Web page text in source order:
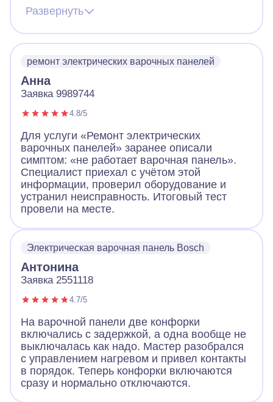
предупредил звонком, что скоро будет на
месте. По приходу надел сменную обувь,
что очень обрадовало! Посмотрел панель,
объяснил в чем дело. За короткое время
устранил неполадки, заменив детали.
Работа понравилась!
Развернуть
ремонт электрических варочных панелей
Анна
Заявка 9989744
4.8/5
Для услуги «Ремонт электрических
варочных панелей» заранее описали
симптом: «не работает варочная панель».
Специалист приехал с учётом этой
информации, проверил оборудование и
устранил неисправность. Итоговый тест
провели на месте.
Электрическая варочная панель Bosch
Антонина
Заявка 2551118
4.7/5
На варочной панели две конфорки
включались с задержкой, а одна вообще не
выключалась как надо. Мастер разобрался
с управлением нагревом и привел контакты
в порядок. Теперь конфорки включаются
сразу и нормально отключаются.